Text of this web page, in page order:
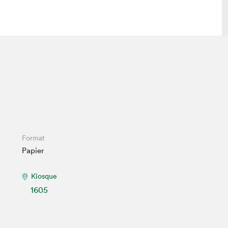
Format
Papier
Kiosque
1605